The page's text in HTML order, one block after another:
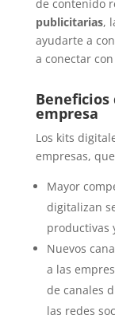
de contenido
publicitarias,
ayudarte a
a conectar
empresa
Los kits
empresas,
Mayor
digitalizan
productivas
Nuevos
a las
de canales
las redes